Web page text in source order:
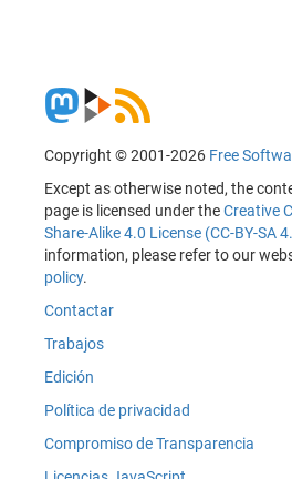
Copyright © 2001-2026 Free
Except as otherwise noted, the
page is licensed under theCreative
Share-Alike 4.0 License (CC-BY-SA
information, please refer to our
policy.
Contactar
Trabajos
Edición
Política de privacidad
Compromiso de Transparencia